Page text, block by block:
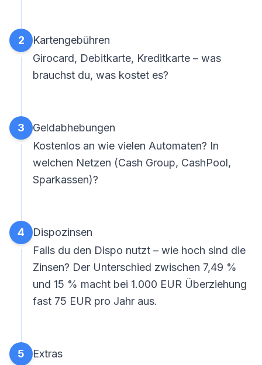
2
Kartengebühren
Girocard, Debitkarte, Kreditkarte – was
brauchst du, was kostet es?
3
Geldabhebungen
Kostenlos an wie vielen Automaten? In
welchen Netzen (Cash Group, CashPool,
Sparkassen)?
4
Dispozinsen
Falls du den Dispo nutzt – wie hoch sind die
Zinsen? Der Unterschied zwischen 7,49 %
und 15 % macht bei 1.000 EUR Überziehung
fast 75 EUR pro Jahr aus.
5
Extras